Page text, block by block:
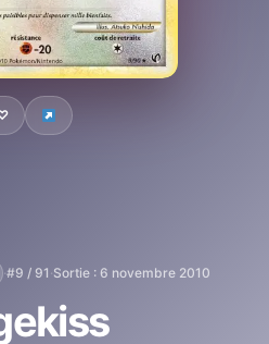
·#9 / 91 ·Sortie : 6 novembre 2010